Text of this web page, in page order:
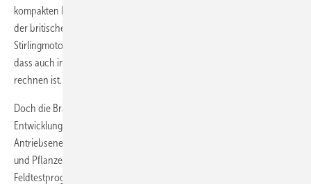
kompakten Kraftzwerge suggerierten. Den vorübergehenden Stopp
der britischen Microgen-Entwicklung sowie den Konkurs des
Stirlingmotor-Pioniers Solo werten Brancheninsider als Indiz dafür,
dass auch in diesem Bereich mit längeren Entwicklungsphasen zu
rechnen ist.
Doch die Branche setzt weiter auf Innovationen. Neu sind Mikro-KWK-
Entwicklungen auf der Basis des Stirlingmotors mit der
Antriebsenergie biogene Kraftstoffe in Form von Hackschnitzel, Pellets
und Pflanzenöl. Doch auch hier handelt es sich meist noch um
Feldtestprogramme oder Kleinst-Serien, Rückschläge und